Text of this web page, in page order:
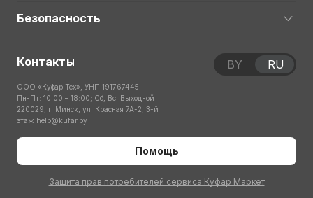
Безопасность
Контакты
ООО «Куфар Тех», УНП 191767445
Пн-Пт: 10:00 – 18:00; Сб, Вс: Выходной
220029, г. Минск, ул. Красная 7А-2, 3-й
этаж help@kufar.by
Помощь
Защита прав потребителей сервиса Куфар Маркет
BY RU